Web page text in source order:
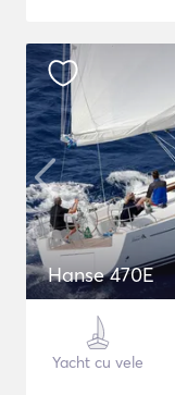
Hanse 470E
Yacht cu vele